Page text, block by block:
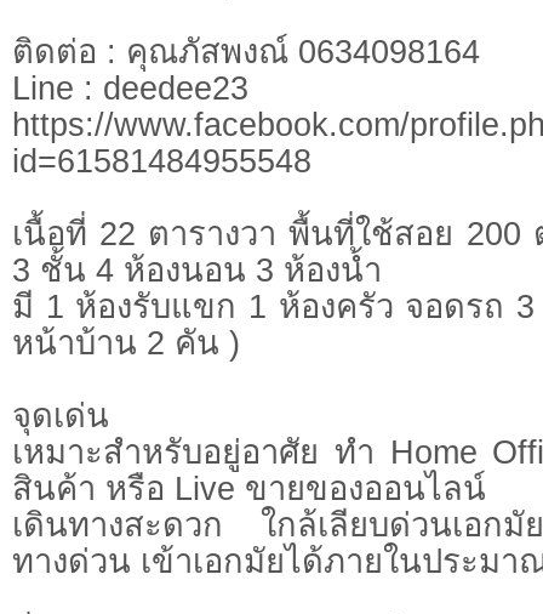
ติดต่อ : คุณภัสพงณ์ 0634098164
Line : deedee23
https://www.facebook.com/
id=61581484955548
เนื้อที่ 22 ตารางวา พื้นที่ใช้สอย 200
3 ชั้น 4 ห้องนอน 3 ห้องน้ำ
มี 1 ห้องรับแขก 1 ห้องครัว จอดรถ
หน้าบ้าน 2 คัน )
จุดเด่น
เหมาะสำหรับอยู่อาศัย ทำ Home
สินค้า หรือ Live ขายของออนไลน์
เดินทางสะดวก ใกล้เลียบด่วนเอก
ทางด่วน เข้าเอกมัยได้ภายในประมา